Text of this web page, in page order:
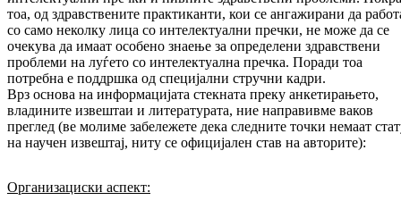
тоа, од здравствените практиканти, кои се ангажирани да
со само неколку лица со интелектуални пречки, не може да се
очекува да имаат особено знаење за определени здравствени
проблеми на луѓето со интелектуална пречка. Поради тоа
потребна е поддршка од специјални стручни кадри.
Врз основа на информацијата стекната преку анкетирањето,
владините извештаи и литературата, ние направивме ваков
преглед (ве молиме забележете дека следните точки немаат
на научен извештај, ниту се официјален став на авторите):
Организациски аспект: